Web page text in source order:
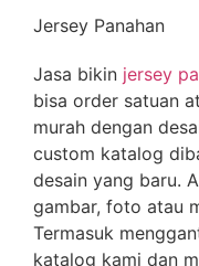
Jersey Panahan
Jasa bikin jersey
bisa order satuan
murah dengan
custom katalog
desain yang baru.
gambar, foto atau
Termasuk
katalog kami dan